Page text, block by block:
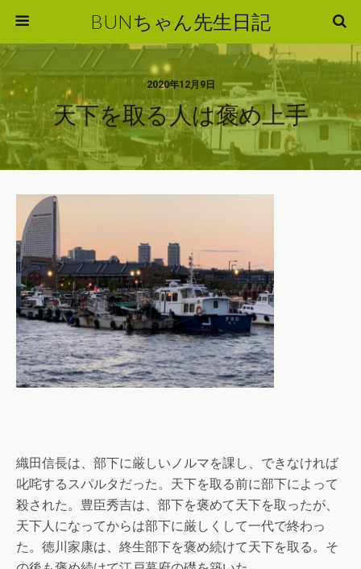
BUNちゃん先生日記
2020年12月9日
天下を取る人は褒め上手
織田信長は、部下に厳しいノルマを課し、できなければ
叱咤するスパルタだった。天下を取る前に部下によって
殺された。豊臣秀吉は、部下を褒めて天下を取ったが、
天下人になってからは部下に厳しくして一代で終わっ
た。徳川家康は、終生部下を褒め続けて天下を取る。そ